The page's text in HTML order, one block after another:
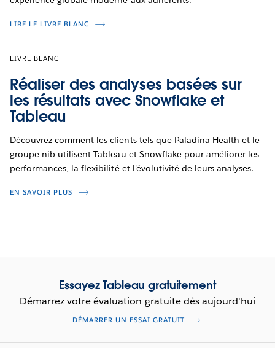
LIRE LE LIVRE BLANC
LIVRE BLANC
Réaliser des analyses basées sur
les résultats avec Snowflake et
Tableau
Découvrez comment les clients tels que Paladina Health et le
groupe nib utilisent Tableau et Snowflake pour améliorer les
performances, la flexibilité et l'évolutivité de leurs analyses.
EN SAVOIR PLUS
Essayez Tableau gratuitement
Démarrez votre évaluation gratuite dès aujourd'hui
DÉMARRER UN ESSAI GRATUIT